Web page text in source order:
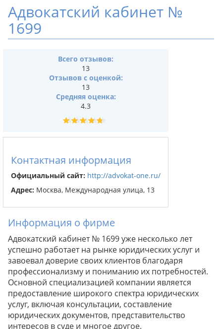
Адвокатский кабинет №
1699
Контактная информация
Официальный сайт: http://advokat-one.ru/
Адрес: Москва, Международная улица, 13
Всего отзывов:
13
Отзывов с оценкой:
13
Средняя оценка:
4.3
Информация о фирме
Адвокатский кабинет № 1699 уже несколько лет
успешно работает на рынке юридических услуг и
завоевал доверие своих клиентов благодаря
профессионализму и пониманию их потребностей.
Основной специализацией компании является
предоставление широкого спектра юридических
услуг, включая консультации, составление
юридических документов, представительство
интересов в суде и многое другое.